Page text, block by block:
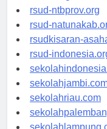
rsud-
rsud-ntbprov.org
rsud-
rsudkisaran-
rsud-
sekolahjambi.com
sekolahriau.com